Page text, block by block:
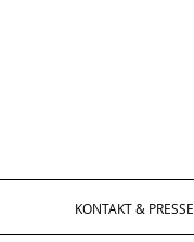
KONTAKT & PRESSE